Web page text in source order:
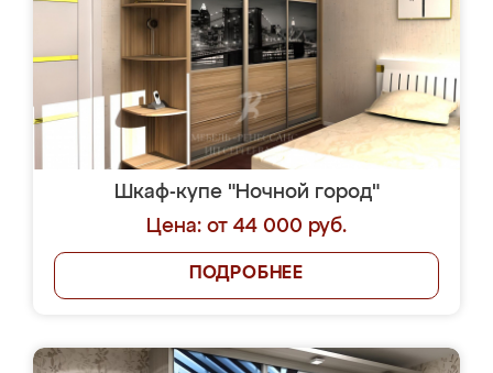
Шкаф-купе "Ночной город"
Цена: от 44 000 руб.
ПОДРОБНЕЕ